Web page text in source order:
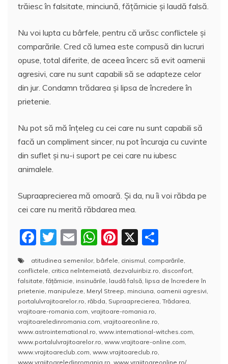
trăiesc în falsitate, minciună, fățărnicie și laudă falsă.
Nu voi lupta cu bârfele, pentru că urăsc conflictele și
comparările. Cred că lumea este compusă din lucruri
opuse, total diferite, de aceea încerc să evit oamenii
agresivi, care nu sunt capabili să se adapteze celor
din jur. Condamn trădarea și lipsa de încredere în
prietenie.
Nu pot să mă înțeleg cu cei care nu sunt capabili să
facă un compliment sincer, nu pot încuraja cu cuvinte
din suflet și nu-i suport pe cei care nu iubesc
animalele.
Supraaprecierea mă omoară. Și da, nu îi voi răbda pe
cei care nu merită răbdarea mea.
F
a
c
e
b
o
o
k
T
itt
er
E
m
ai
l
W
h
at
s
A
p
p
Pi
nt
er
e
st
X
rt
aj
e
a
z
ă
atitudinea semenilor, bârfele cinismul comparările
conflictele critica neîntemeiată dezvaluiribiz.ro disconfort
falsitate ,fățărnicie insinuările laudă falsă lipsa de încredere în
prietenie manipuleze Meryl Streep minciuna oamenii agresivi
portalulvrajitoarelor.ro răbda Supraaprecierea Trădarea
vrajitoare-romania.com vrajitoare-romania.ro
vrajitoareledinromania.com vrajitoareonline.ro
www.astrointernational.ro www.international-witches.com
www.portalulvrajitoarelor.ro www.vrajitoare-online.com
www.vrajitoareclub.com www.vrajitoareclub.ro
www.vrajitoareledinromania.ro www.vrajitoareonline.ro/,